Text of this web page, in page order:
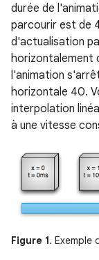
durée de
parcourir est de
d'actualisation
horizontalement
l'animation
horizontale 40.
interpolation
à une vitesse
Figure 1. Exemple